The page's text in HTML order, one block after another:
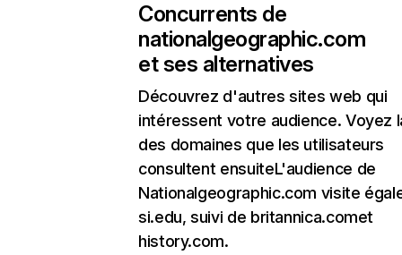
Concurrents de
nationalgeographic.com
et ses alternatives
Découvrez d'autres sites web qui
intéressent votre audience. Voyez
des domaines que les utilisateurs
consultent ensuiteL'audience de
Nationalgeographic.com visite
si.edu, suivi de britannica.comet
history.com.